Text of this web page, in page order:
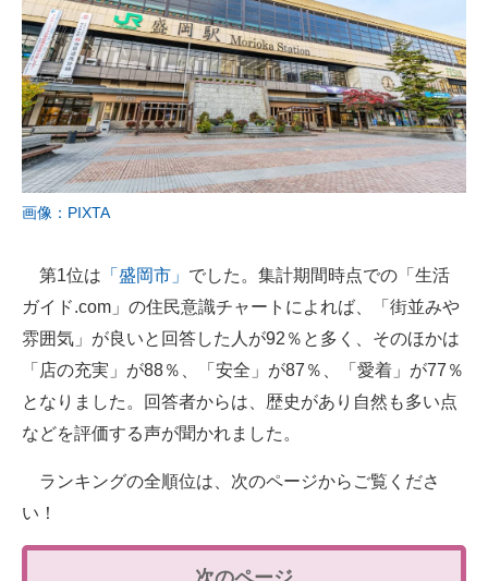
画像：PIXTA
第1位は 「盛岡市」 でした。集計期間時点での「生活
ガイド.com」の住民意識チャートによれば、「街並みや
雰囲気」が良いと回答した人が92％と多く、そのほかは
「店の充実」が88％、「安全」が87％、「愛着」が77％
となりました。回答者からは、歴史があり自然も多い点
などを評価する声が聞かれました。
ランキングの全順位は、次のページからご覧くださ
い！